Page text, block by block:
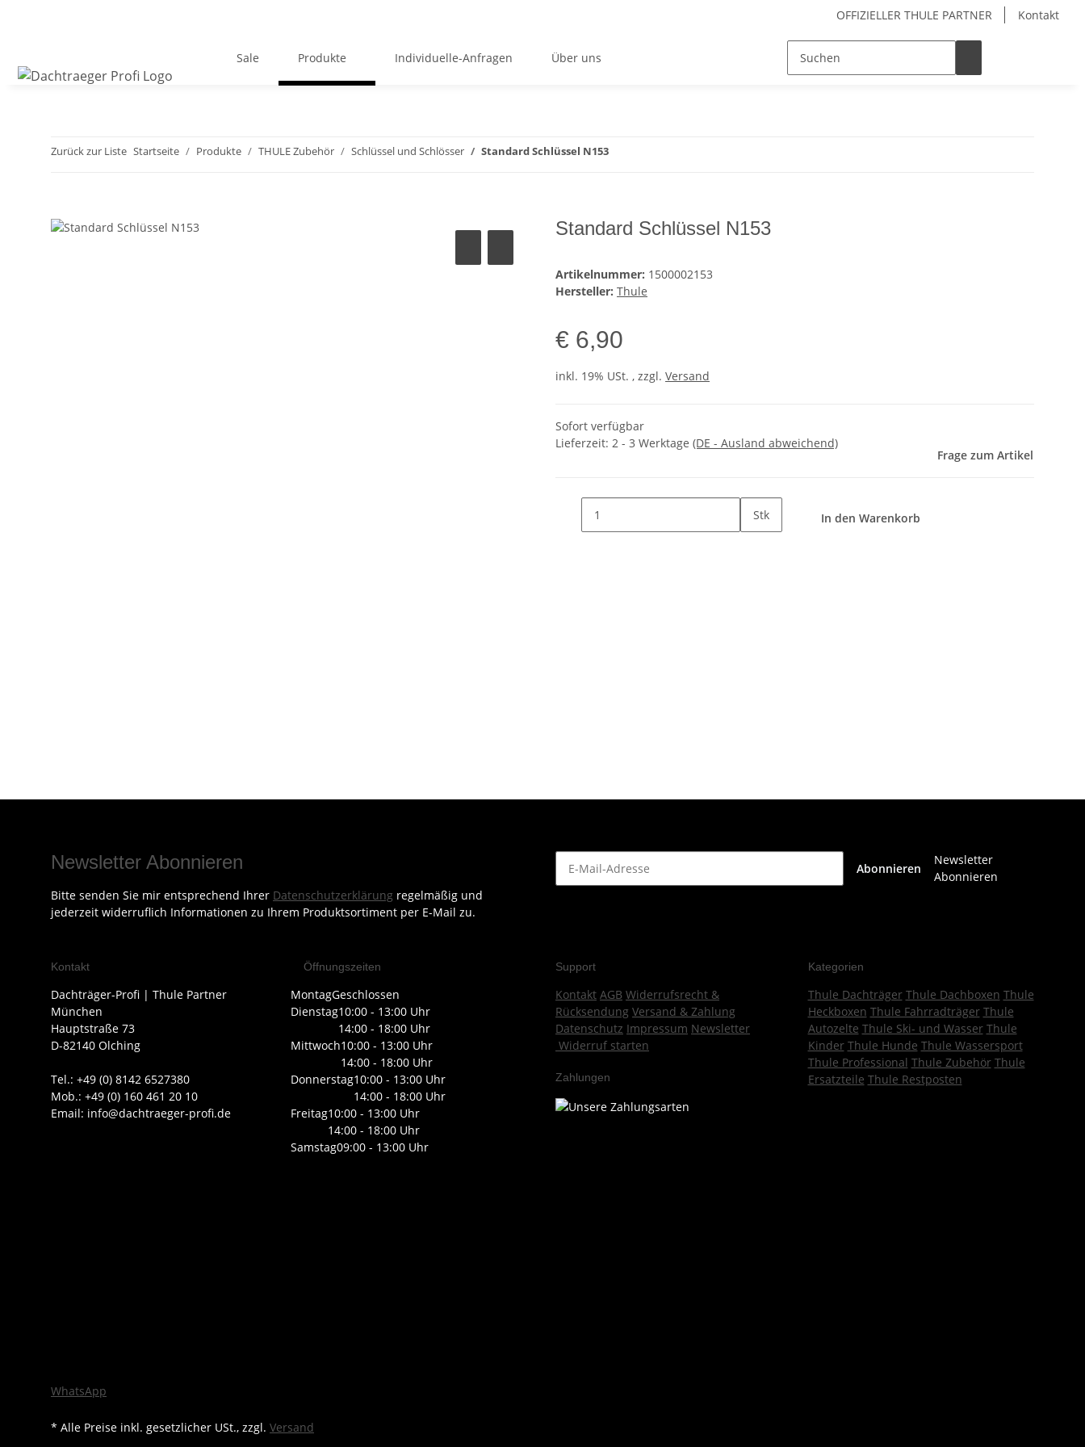
OFFIZIELLER THULE PARTNER Kontakt
Sale Produkte Individuelle-Anfragen Über uns
Zurück zur Liste Startseite Produkte THULE Zubehör Schlüssel und Schlösser Standard Schlüssel N153
Standard Schlüssel N153
Artikelnummer: 1500002153
Hersteller: Thule
€ 6,90
inkl. 19% USt. , zzgl. Versand
Sofort verfügbar
Lieferzeit: 2 - 3 Werktage (DE - Ausland abweichend)
Frage zum Artikel
Stk In den Warenkorb
Newsletter Abonnieren
Bitte senden Sie mir entsprechend Ihrer Datenschutzerklärung regelmäßig und
jederzeit widerruflich Informationen zu Ihrem Produktsortiment per E-Mail zu.
Abonnieren
Newsletter
Abonnieren
Kontakt
Dachträger-Profi | Thule Partner
München
Hauptstraße 73
D-82140 Olching
Tel.: +49 (0) 8142 6527380
Mob.: +49 (0) 160 461 20 10
Email: info@dachtraeger-profi.de
WhatsApp
Öffnungszeiten
MontagGeschlossen
Dienstag10:00 - 13:00 Uhr
14:00 - 18:00 Uhr
Mittwoch10:00 - 13:00 Uhr
14:00 - 18:00 Uhr
Donnerstag10:00 - 13:00 Uhr
14:00 - 18:00 Uhr
Freitag10:00 - 13:00 Uhr
14:00 - 18:00 Uhr
Samstag09:00 - 13:00 Uhr
Support
Kontakt AGB Widerrufsrecht &
Rücksendung Versand & Zahlung
Datenschutz Impressum Newsletter
Widerruf starten
Zahlungen
Kategorien
Thule Dachträger Thule Dachboxen Thule
Heckboxen Thule Fahrradträger Thule
Autozelte Thule Ski- und Wasser Thule
Kinder Thule Hunde Thule Wassersport
Thule Professional Thule Zubehör Thule
Ersatzteile Thule Restposten
* Alle Preise inkl. gesetzlicher USt., zzgl. Versand